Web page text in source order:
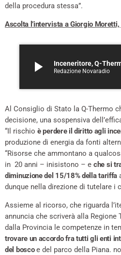
della procedura stessa”.
Ascolta l’intervista a Giorgio
play_arrow Redazione Novaradio
Al Consiglio di Stato la Q-Thermo
decisione, una sospensiva
“Il rischio è perdere il diritto agli
produzione di energia da fonti
“Risorse che ammontano a
in 20 anni – inisistono – e che si
diminuzione del 15/18% della tariffa
dunque nella direzione di tutelare i
Assieme al ricorso, che riguarda
annuncia che scriverà alla Regione
dalla Provincia le competenze in
trovare un accordo fra tutti gli enti
del boscoe del parco della Piana.